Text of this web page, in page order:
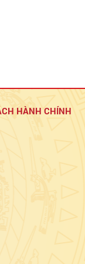
HÀNH CHÍNH